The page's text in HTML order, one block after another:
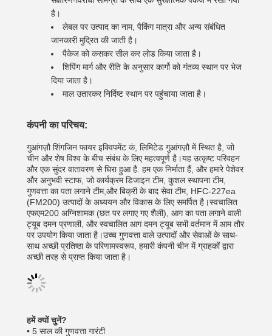
है।
लेबल पर उत्पाद का नाम, पैकिंग मात्रा और अन्य संबंधित
जानकारी मुद्रित की जाती है।
पैकेज को कसकर सील कर लोड किया जाता है।
शिपिंग मार्ग और रीति के अनुसार कार्गो को गंतव्य स्थान पर भेज
दिया जाता है।
माल उतारकर निर्दिष्ट स्थान पर पहुंचाया जाता है।
कंपनी का परिचय:
गुआंगज़ौ शिंगजिन फायर इक्विपमेंट कं, लिमिटेड गुआंगज़ौ में स्थित है, जो
चीन और शेष विश्व के बीच संबंध के लिए महत्वपूर्ण है।यह उत्कृष्ट परिवहन
और एक सुंदर वातावरण से घिरा हुआ है. हम एक निर्माता हैं, और हमारे पेशेवर
और अनुभवी स्टाफ, जो कार्यक्रम डिजाइन टीम, कुशल स्थापना टीम,
गुणवत्ता का पता लगाने टीम,और बिक्री के बाद सेवा टीम, HFC-227ea
(FM200) उत्पादों के अध्ययन और विकास के लिए समर्पित है।स्वचालित
एफएम200 अग्निशामक (छत पर लगाए गए शैली), आग का पता लगाने वाली
ट्यूब दमन प्रणाली, और स्वचालित आग दमन ट्यूब सभी वर्तमान में आम तौर
पर उपयोग किया जाता है।उच्च गुणवत्ता वाले उत्पादों और सेवाओं के साथ-
साथ अच्छी प्रतिष्ठा के परिणामस्वरूप, हमारी कंपनी चीन में ग्राहकों द्वारा
अच्छी तरह से प्राप्त किया जाता है।
हमें क्यों चुनें?
• 5 साल की गुणवत्ता गारंटी